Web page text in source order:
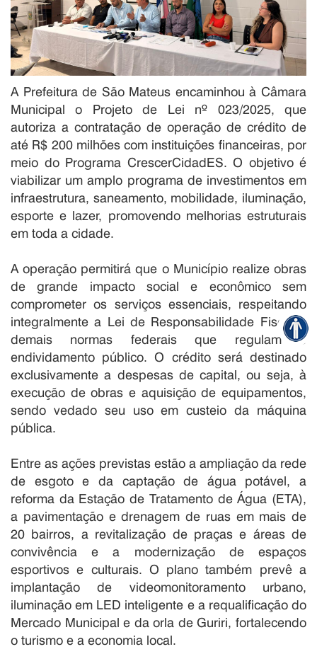
A Prefeitura de São Mateus encaminhou à Câmara
Municipal o Projeto de Lei nº 023/2025, que
autoriza a contratação de operação de crédito de
até R$ 200 milhões com instituições financeiras, por
meio do Programa CrescerCidadES. O objetivo é
viabilizar um amplo programa de investimentos em
infraestrutura, saneamento, mobilidade, iluminação,
esporte e lazer, promovendo melhorias estruturais
em toda a cidade.
A operação permitirá que o Município realize obras
de grande impacto social e econômico sem
comprometer os serviços essenciais, respeitando
integralmente a Lei de Responsabilidade Fiscal e
demais normas federais que regulam o
endividamento público. O crédito será destinado
exclusivamente a despesas de capital, ou seja, à
execução de obras e aquisição de equipamentos,
sendo vedado seu uso em custeio da máquina
pública.
Entre as ações previstas estão a ampliação da rede
de esgoto e da captação de água potável, a
reforma da Estação de Tratamento de Água (ETA),
a pavimentação e drenagem de ruas em mais de
20 bairros, a revitalização de praças e áreas de
convivência e a modernização de espaços
esportivos e culturais. O plano também prevê a
implantação de videomonitoramento urbano,
iluminação em LED inteligente e a requalificação do
Mercado Municipal e da orla de Guriri, fortalecendo
o turismo e a economia local.